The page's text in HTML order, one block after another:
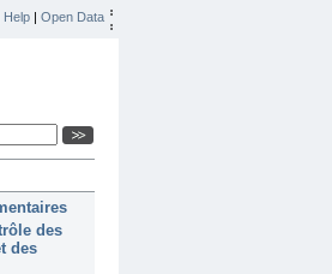
Help | Open Data
des
des